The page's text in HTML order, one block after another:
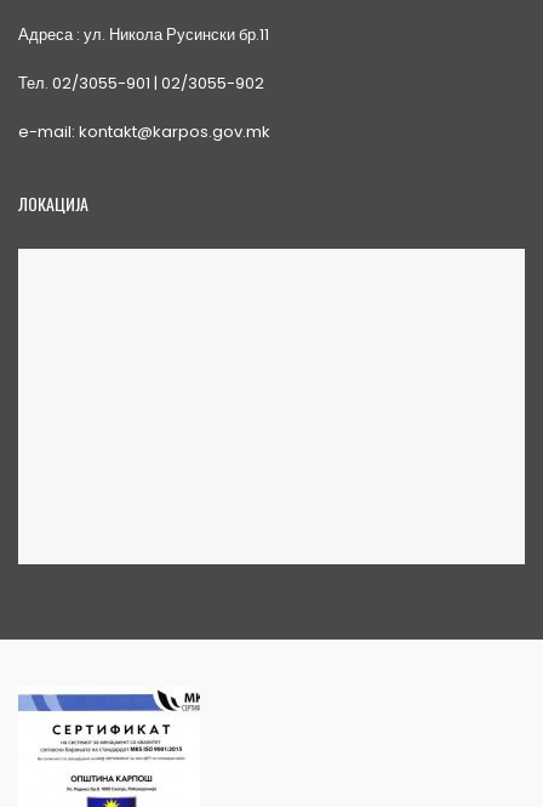
Адреса : ул. Никола Русински бр.11
Тел. 02/3055-901 | 02/3055-902
e-mail: kontakt@karpos.gov.mk
ЛОКАЦИЈА